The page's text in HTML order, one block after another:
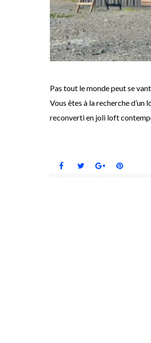
Pas tout le monde peut se
Vous êtes à la recherche
reconverti en joli loft